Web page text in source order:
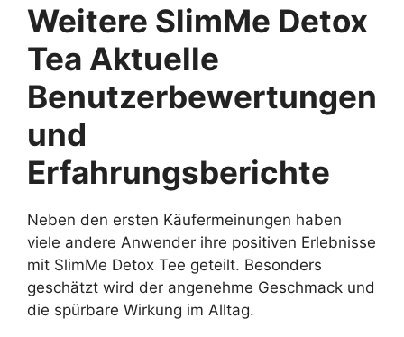
Weitere SlimMe Detox
Tea Aktuelle
Benutzerbewertungen
und
Erfahrungsberichte
Neben den ersten Käufermeinungen haben
viele andere Anwender ihre positiven Erlebnisse
mit SlimMe Detox Tee geteilt. Besonders
geschätzt wird der angenehme Geschmack und
die spürbare Wirkung im Alltag.